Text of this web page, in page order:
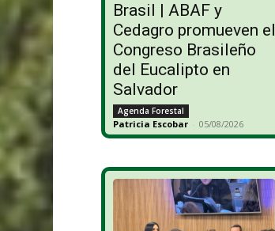
Brasil | ABAF y
Cedagro promueven el
Congreso Brasileño
del Eucalipto en
Salvador
Agenda Forestal
Patricia Escobar - 05/08/2026